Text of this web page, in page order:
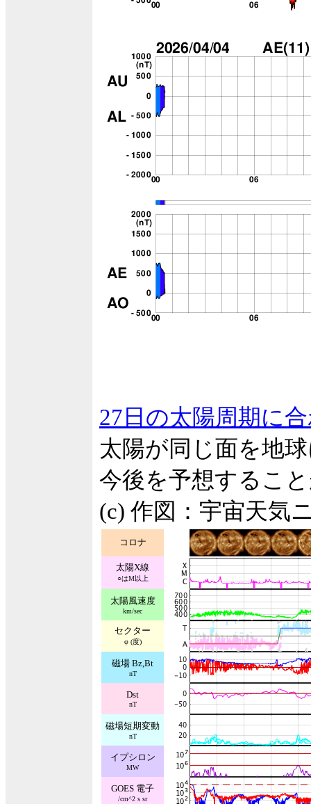
27日の太陽周期に
太陽が同じ面を地
今後を予想するこ
(c) 作図：宇宙天気
コロナ
太陽X線
○はM以上
太陽風速度
km/sec
セクター
φ (度)
磁場 Bz,Bt
nT
Dst
nT
磁場短期変動
nT
イプシロン
MW
GOES 電子
/cm^2 s sr